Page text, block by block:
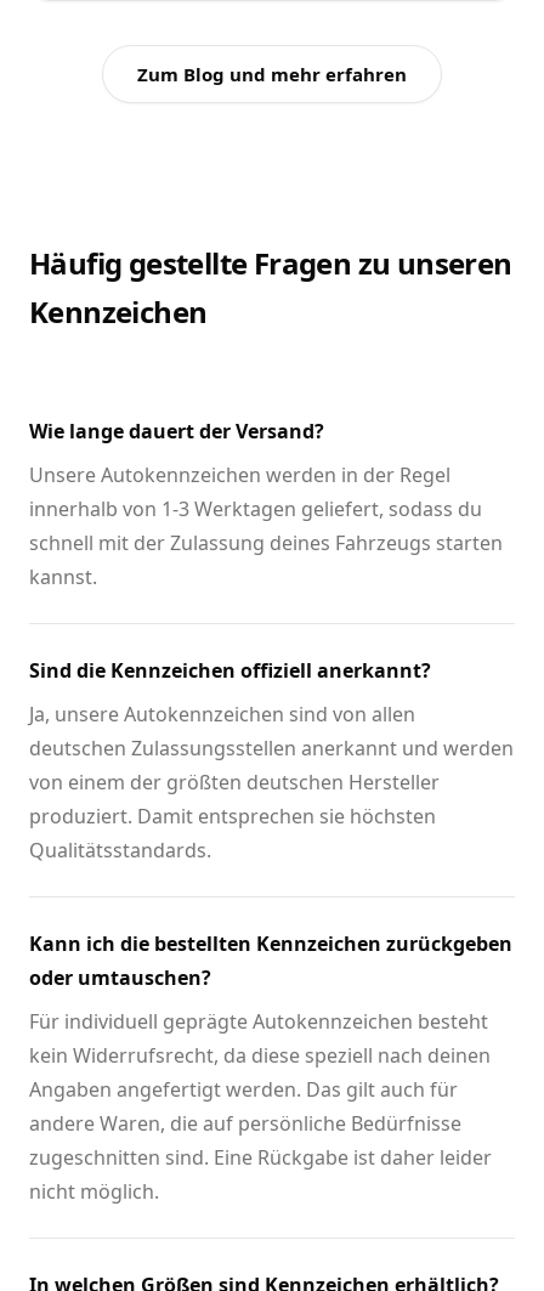
Zum Blog und mehr erfahren
Häufig gestellte Fragen zu unseren
Kennzeichen
Wie lange dauert der Versand?
Unsere Autokennzeichen werden in der Regel
innerhalb von 1-3 Werktagen geliefert, sodass du
schnell mit der Zulassung deines Fahrzeugs starten
kannst.
Sind die Kennzeichen offiziell anerkannt?
Ja, unsere Autokennzeichen sind von allen
deutschen Zulassungsstellen anerkannt und werden
von einem der größten deutschen Hersteller
produziert. Damit entsprechen sie höchsten
Qualitätsstandards.
Kann ich die bestellten Kennzeichen zurückgeben
oder umtauschen?
Für individuell geprägte Autokennzeichen besteht
kein Widerrufsrecht, da diese speziell nach deinen
Angaben angefertigt werden. Das gilt auch für
andere Waren, die auf persönliche Bedürfnisse
zugeschnitten sind. Eine Rückgabe ist daher leider
nicht möglich.
In welchen Größen sind Kennzeichen erhältlich?